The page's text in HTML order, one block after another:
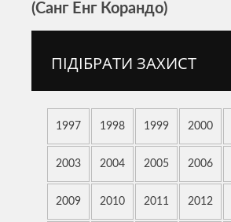
(Санг Енг Корандо)
ПІДІБРАТИ ЗАХИСТ
1997 1998 1999 2000
2003 2004 2005 2006
2009 2010 2011 2012